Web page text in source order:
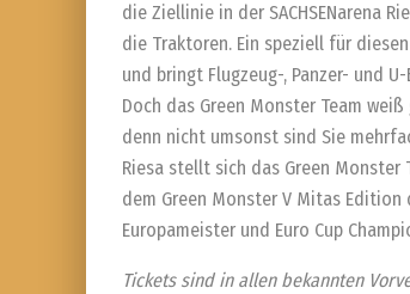
die Ziellinie in der SACHSENarena
die Traktoren. Ein speziell für
und bringt Flugzeug-, Panzer- und
Doch das Green Monster Team
denn nicht umsonst sind Sie
Riesa stellt sich das Green Monster
dem Green Monster V Mitas
Europameister und Euro Cup
Tickets sind in allen bekannten